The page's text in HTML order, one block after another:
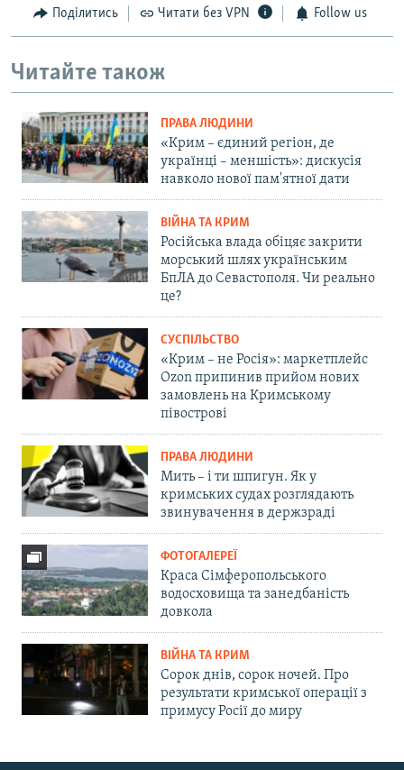
Поділитись Читати без VPN Follow us
Читайте також
ПРАВА ЛЮДИНИ
«Крим – єдиний регіон, де
українці – меншість»: дискусія
навколо нової пам'ятної дати
ВІЙНА ТА КРИМ
Російська влада обіцяє закрити
морський шлях українським
БпЛА до Севастополя. Чи реально
це?
СУСПІЛЬСТВО
«Крим – не Росія»: маркетплейс
Ozon припинив прийом нових
замовлень на Кримському
півострові
ПРАВА ЛЮДИНИ
Мить – і ти шпигун. Як у
кримських судах розглядають
звинувачення в держзраді
ФОТОГАЛЕРЕЇ
Краса Сімферопольського
водосховища та занедбаність
довкола
ВІЙНА ТА КРИМ
Сорок днів, сорок ночей. Про
результати кримської операції з
примусу Росії до миру